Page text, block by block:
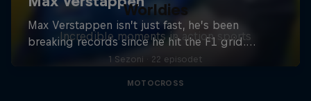
Worldies
Incredible moments in action sports
1 Sezoni · 22 episodet
MOTOCROSS